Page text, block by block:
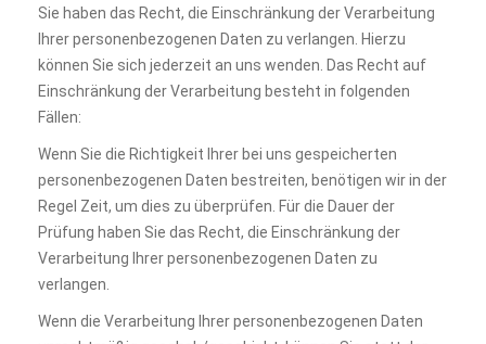
Sie haben das Recht, die Einschränkung der Verarbeitung
Ihrer personenbezogenen Daten zu verlangen. Hierzu
können Sie sich jederzeit an uns wenden. Das Recht auf
Einschränkung der Verarbeitung besteht in folgenden
Fällen:
Wenn Sie die Richtigkeit Ihrer bei uns gespeicherten
personenbezogenen Daten bestreiten, benötigen wir in der
Regel Zeit, um dies zu überprüfen. Für die Dauer der
Prüfung haben Sie das Recht, die Einschränkung der
Verarbeitung Ihrer personenbezogenen Daten zu
verlangen.
Wenn die Verarbeitung Ihrer personenbezogenen Daten